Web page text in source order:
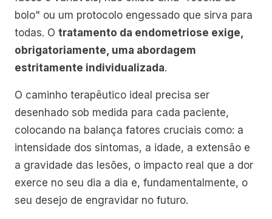
bolo" ou um protocolo engessado que sirva para
todas. O tratamento da endometriose exige,
obrigatoriamente, uma abordagem
estritamente individualizada.
O caminho terapêutico ideal precisa ser
desenhado sob medida para cada paciente,
colocando na balança fatores cruciais como: a
intensidade dos sintomas, a idade, a extensão e
a gravidade das lesões, o impacto real que a dor
exerce no seu dia a dia e, fundamentalmente, o
seu desejo de engravidar no futuro.